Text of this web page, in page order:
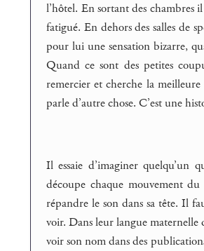
l’hôtel. En sortant des chambres
fatigué. En dehors des salles de
pour lui une sensation bizarre,
Quand ce sont des petites
remercier et cherche la
parle d’autre chose. C’est une
Il essaie d’imaginer quelqu’un
découpe chaque mouvement
répandre le son dans sa tête. Il
voir. Dans leur langue maternelle
voir son nom dans des